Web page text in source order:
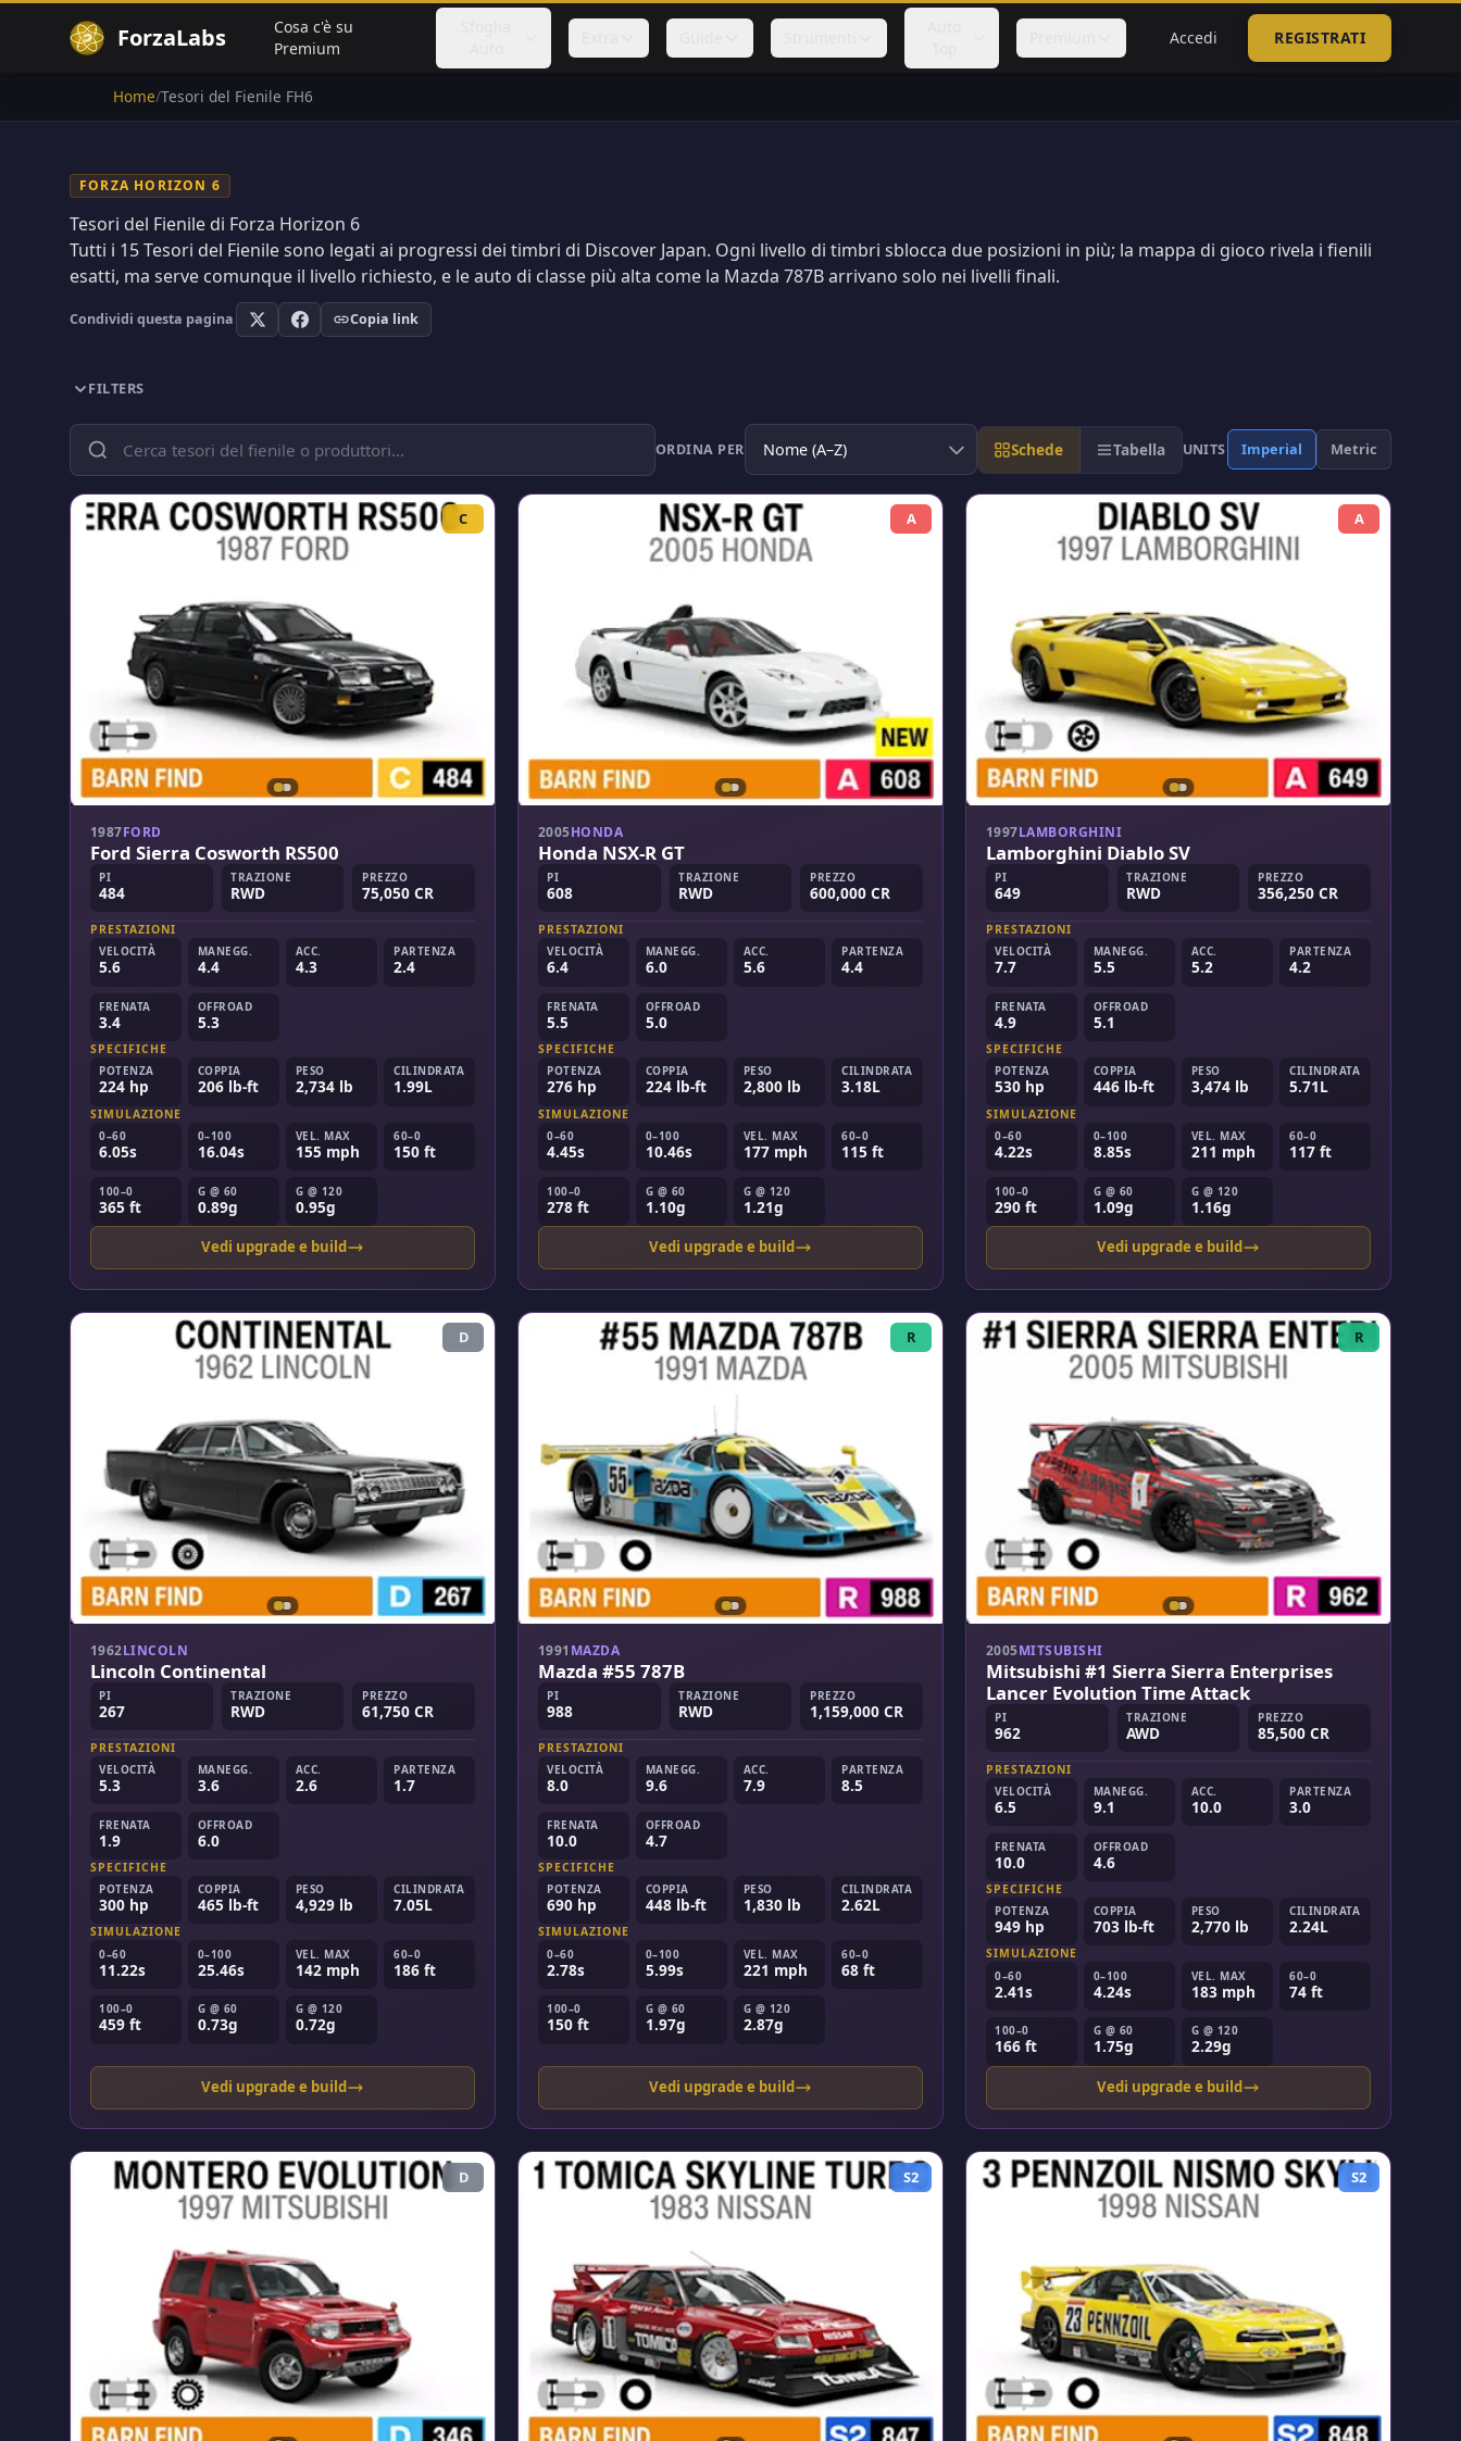
ForzaLabs
Cosa c'è su
Premium
Accedi REGISTRATI
Home/Tesori del Fienile FH6
FORZA HORIZON 6
Tesori del Fienile di Forza Horizon 6
Tutti i 15Tesori del Fienile sono legati ai progressi dei timbri di Discover Japan. Ogni livello di timbri sblocca due posizioni in più; la mappa di gioco rivela i fienili
esatti, ma serve comunque il livello richiesto, e le auto di classe più alta come la Mazda 787B arrivano solo nei livelli finali.
Condividi questa pagina Copia link
FILTERS
ORDINA PER Schede Tabella UNITS Imperial Metric
C
1987FORD
Ford Sierra Cosworth RS500
PI
484
TRAZIONE
RWD
PREZZO
75,050 CR
PRESTAZIONI
VELOCITÀ
5.6
MANEGG.
4.4
ACC.
4.3
PARTENZA
2.4
FRENATA
3.4
OFFROAD
5.3
SPECIFICHE
POTENZA
224 hp
COPPIA
206 lb-ft
PESO
2,734 lb
CILINDRATA
1.99L
SIMULAZIONE
0–60
6.05s
0–100
16.04s
VEL. MAX
155 mph
60–0
150 ft
100–0
365 ft
G @ 60
0.89g
G @ 120
0.95g
Vedi upgrade e build
A
2005HONDA
Honda NSX-R GT
PI
608
TRAZIONE
RWD
PREZZO
600,000 CR
PRESTAZIONI
VELOCITÀ
6.4
MANEGG.
6.0
ACC.
5.6
PARTENZA
4.4
FRENATA
5.5
OFFROAD
5.0
SPECIFICHE
POTENZA
276 hp
COPPIA
224 lb-ft
PESO
2,800 lb
CILINDRATA
3.18L
SIMULAZIONE
0–60
4.45s
0–100
10.46s
VEL. MAX
177 mph
60–0
115 ft
100–0
278 ft
G @ 60
1.10g
G @ 120
1.21g
Vedi upgrade e build
A
1997LAMBORGHINI
Lamborghini Diablo SV
PI
649
TRAZIONE
RWD
PREZZO
356,250 CR
PRESTAZIONI
VELOCITÀ
7.7
MANEGG.
5.5
ACC.
5.2
PARTENZA
4.2
FRENATA
4.9
OFFROAD
5.1
SPECIFICHE
POTENZA
530 hp
COPPIA
446 lb-ft
PESO
3,474 lb
CILINDRATA
5.71L
SIMULAZIONE
0–60
4.22s
0–100
8.85s
VEL. MAX
211 mph
60–0
117 ft
100–0
290 ft
G @ 60
1.09g
G @ 120
1.16g
Vedi upgrade e build
D
1962LINCOLN
Lincoln Continental
PI
267
TRAZIONE
RWD
PREZZO
61,750 CR
PRESTAZIONI
VELOCITÀ
5.3
MANEGG.
3.6
ACC.
2.6
PARTENZA
1.7
FRENATA
1.9
OFFROAD
6.0
SPECIFICHE
POTENZA
300 hp
COPPIA
465 lb-ft
PESO
4,929 lb
CILINDRATA
7.05L
SIMULAZIONE
0–60
11.22s
0–100
25.46s
VEL. MAX
142 mph
60–0
186 ft
100–0
459 ft
G @ 60
0.73g
G @ 120
0.72g
Vedi upgrade e build
R
1991 MAZDA
Mazda #55 787B
PI
988
TRAZIONE
RWD
PREZZO
1,159,000 CR
PRESTAZIONI
VELOCITÀ
8.0
MANEGG.
9.6
ACC.
7.9
PARTENZA
8.5
FRENATA
10.0
OFFROAD
4.7
SPECIFICHE
POTENZA
690 hp
COPPIA
448 lb-ft
PESO
1,830 lb
CILINDRATA
2.62L
SIMULAZIONE
0–60
2.78s
0–100
5.99s
VEL. MAX
221 mph
60–0
68 ft
100–0
150 ft
G @ 60
1.97g
G @ 120
2.87g
Vedi upgrade e build
R
2005MITSUBISHI
Mitsubishi #1 Sierra Sierra Enterprises
Lancer Evolution Time Attack
PI
962
TRAZIONE
AWD
PREZZO
85,500 CR
PRESTAZIONI
VELOCITÀ
6.5
MANEGG.
9.1
ACC.
10.0
PARTENZA
3.0
FRENATA
10.0
OFFROAD
4.6
SPECIFICHE
POTENZA
949 hp
COPPIA
703 lb-ft
PESO
2,770 lb
CILINDRATA
2.24L
SIMULAZIONE
0–60
2.41s
0–100
4.24s
VEL. MAX
183 mph
60–0
74 ft
100–0
166 ft
G @ 60
1.75g
G @ 120
2.29g
Vedi upgrade e build
D S2 S2